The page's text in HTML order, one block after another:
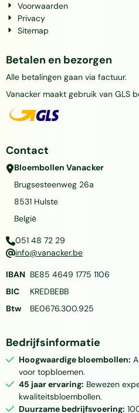
Voorwaarden
Privacy
Sitemap
Betalen en bezorgen
Alle betalingen gaan via factuur.
Vanacker maakt gebruik van GLS
Contact
Bloembollen Vanacker
Brugsesteenweg 26a
8531 Hulste
België
051 48 72 29
info@vanacker.be
IBAN BE85 4649 1775 1106
BIC
KREDBEBB
Btw
BE0676.300.925
Bedrijfsinformatie
Hoogwaardige bloembollen:
voor topbloemen.
45 jaar ervaring: Bewezen
kwaliteitsbloembollen.
Duurzame bedrijfsvoering: